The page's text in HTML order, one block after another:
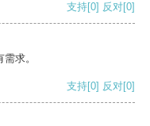
支持[0] 反对[0]
求。
支持[0] 反对[0]